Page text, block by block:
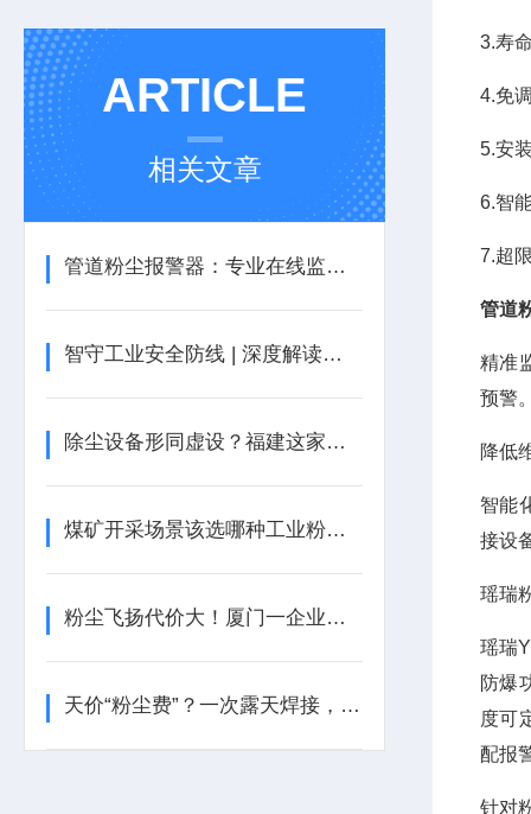
ARTICLE
相关文章
管道粉尘报警器：专业在线监测安全防控设备
智守工业安全防线 | 深度解读工业粉尘报警器，瑶安电子 YRF100A 领跑行业新赛道
除尘设备形同虚设？福建这家公司因粉尘罚单！
煤矿开采场景该选哪种工业粉尘检测仪？
粉尘飞扬代价大！厦门一企业被罚
天价“粉尘费”？一次露天焊接，让北京一工地付出惨痛代价
3.寿
4.免
5.安
6.智
7.超
管道
精准
预警
降低
智能
接设
瑶瑞
瑶瑞
防爆
度可
配报
针对